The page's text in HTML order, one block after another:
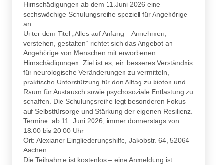
Hirnschädigungen ab dem 11.Juni 2026 eine
sechswöchige Schulungsreihe speziell für Angehörige
an.
Unter dem Titel „Alles auf Anfang – Annehmen,
verstehen, gestalten“ richtet sich das Angebot an
Angehörige von Menschen mit erworbenen
Hirnschädigungen. Ziel ist es, ein besseres Verständnis
für neurologische Veränderungen zu vermitteln,
praktische Unterstützung für den Alltag zu bieten und
Raum für Austausch sowie psychosoziale Entlastung zu
schaffen. Die Schulungsreihe legt besonderen Fokus
auf Selbstfürsorge und Stärkung der eigenen Resilienz.
Termine: ab 11. Juni 2026, immer donnerstags von
18:00 bis 20:00 Uhr
Ort: Alexianer Eingliederungshilfe, Jakobstr. 64, 52064
Aachen
Die Teilnahme ist kostenlos – eine Anmeldung ist